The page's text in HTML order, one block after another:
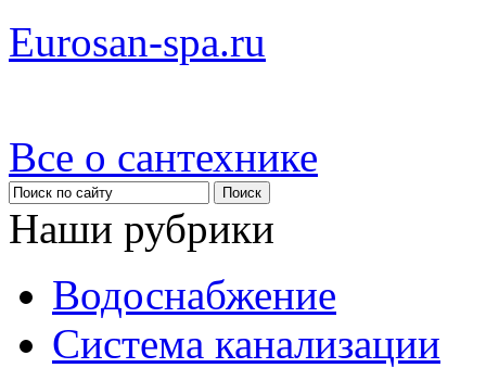
Eurosan-spa.ru
Все о сантехнике
Наши рубрики
Водоснабжение
Система канализации